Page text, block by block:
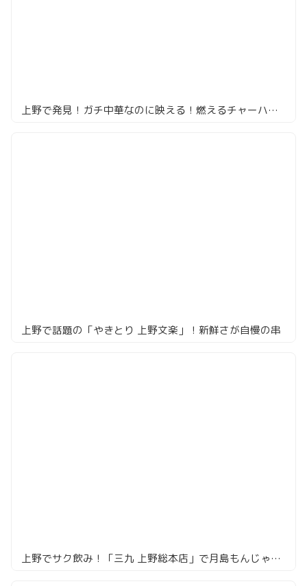
上野で発見！ガチ中華なのに映える！燃えるチャーハンに衝撃##
上野で話題の「やきとり 上野文楽」！新鮮さが自慢の串
上野でサク飲み！「三九 上野総本店」で月島もんじゃとハイボール